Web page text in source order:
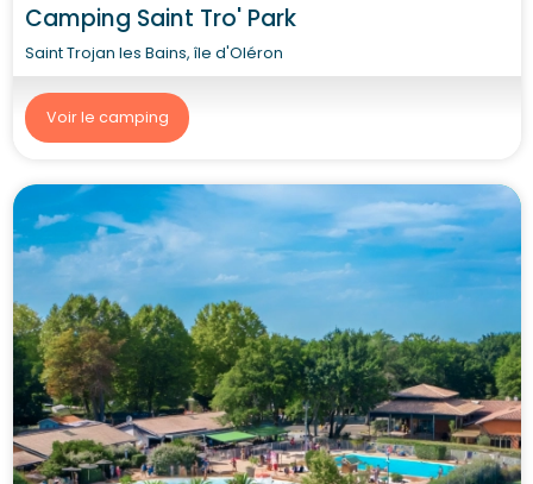
Camping Saint Tro' Park
Saint Trojan les Bains, île d'Oléron
Voir le camping